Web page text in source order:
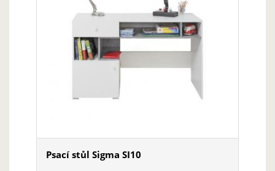
Psací stůl Sigma SI10